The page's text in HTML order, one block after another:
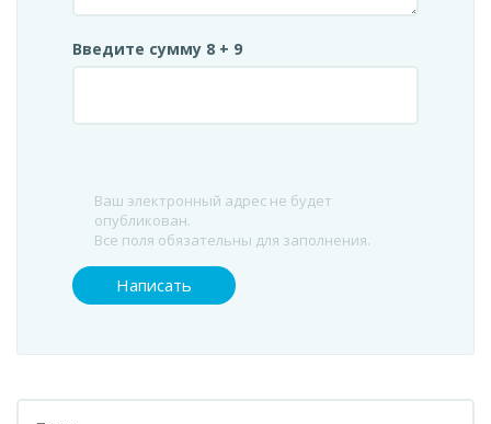
Введите сумму 8 + 9
Ваш электронный адрес не будет
опубликован.
Все поля обязательны для заполнения.